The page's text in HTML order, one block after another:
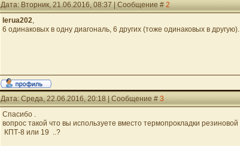
Дата: Вторник, 21.06.2016, 08:37 | Сообщение #2
lerua202,
6 одинаковых в одну диагональ, 6 других (тоже одинаковых в другую).
Дата: Среда, 22.06.2016, 20:18 | Сообщение #3
Спасибо .
вопрос такой что вы используете вместо термопрокладки
КПТ-8 или 19 ..?